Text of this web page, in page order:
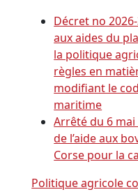
Décret no
aux aides du
la politique
règles en
modifiant le
maritime
Arrêté du 6
de l’aide aux
Corse pour la
Politique agricole